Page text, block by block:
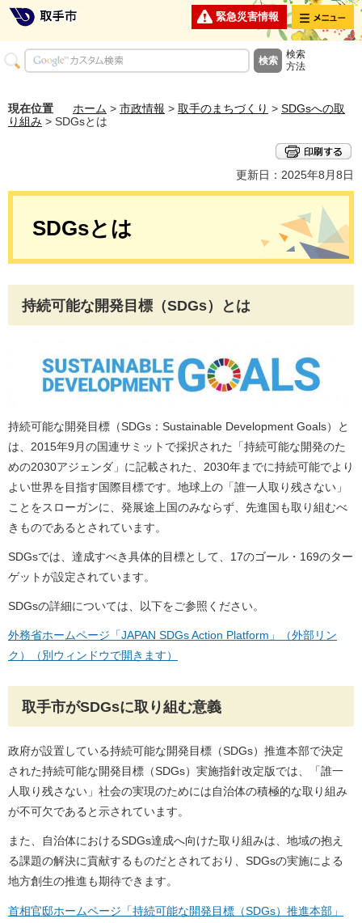
緊急災害情報 メニュー
検索
方法
現在位置 ホーム > 市政情報 > 取手のまちづくり > SDGsへの取
り組み > SDGsとは
更新日：2025年8月8日
SDGsとは
持続可能な開発目標（SDGs）とは
持続可能な開発目標（SDGs：Sustainable Development Goals）と
は、2015年9月の国連サミットで採択された「持続可能な開発のた
めの2030アジェンダ」に記載された、2030年までに持続可能でより
よい世界を目指す国際目標です。地球上の「誰一人取り残さない」
ことをスローガンに、発展途上国のみならず、先進国も取り組むべ
きものであるとされています。
SDGsでは、達成すべき具体的目標として、17のゴール・169のター
ゲットが設定されています。
SDGsの詳細については、以下をご参照ください。
外務省ホームページ「JAPAN SDGs Action Platform」（外部リン
ク）（別ウィンドウで開きます）
取手市がSDGsに取り組む意義
政府が設置している持続可能な開発目標（SDGs）推進本部で決定
された持続可能な開発目標（SDGs）実施指針改定版では、「誰一
人取り残さない」社会の実現のためには自治体の積極的な取り組み
が不可欠であると示されています。
また、自治体におけるSDGs達成へ向けた取り組みは、地域の抱え
る課題の解決に貢献するものだとされており、SDGsの実施による
地方創生の推進も期待できます。
首相官邸ホームページ「持続可能な開発目標（SDGs）推進本部」